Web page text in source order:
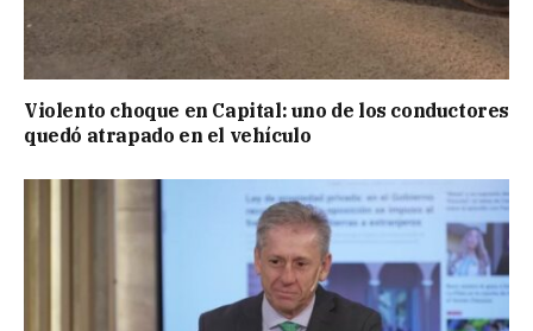
Violento choque en Capital: uno de los conductores
quedó atrapado en el vehículo